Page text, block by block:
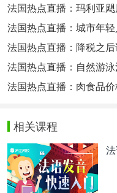
法国热点直播：玛利亚
法国热点直播：城市年
法国热点直播：降税之
法国热点直播：自然游
相关课程